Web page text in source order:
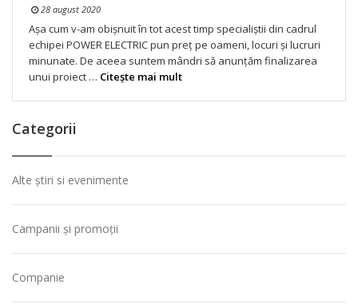
28 august 2020
Așa cum v-am obișnuit în tot acest timp specialiștii din cadrul
echipei POWER ELECTRIC pun preț pe oameni, locuri și lucruri
minunate. De aceea suntem mândri să anunțăm finalizarea
unui proiect … Citeşte mai mult
Categorii
Alte știri si evenimente
Campanii și promoții
Companie